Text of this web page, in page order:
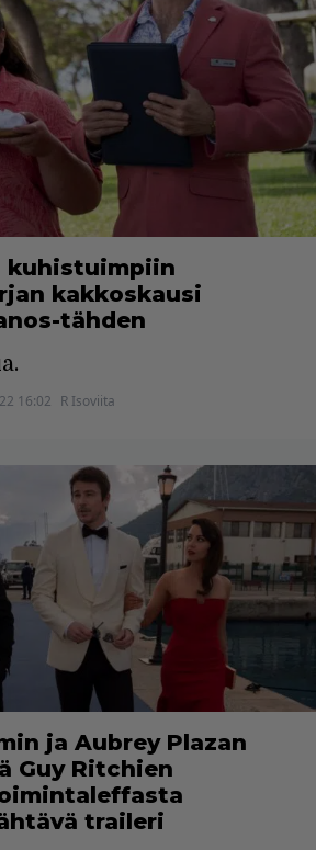
kuhistuimpiin
kakkoskausi
tähden
16:02 R Isoviita
ja Aubrey Plazan
Guy Ritchien
traileri